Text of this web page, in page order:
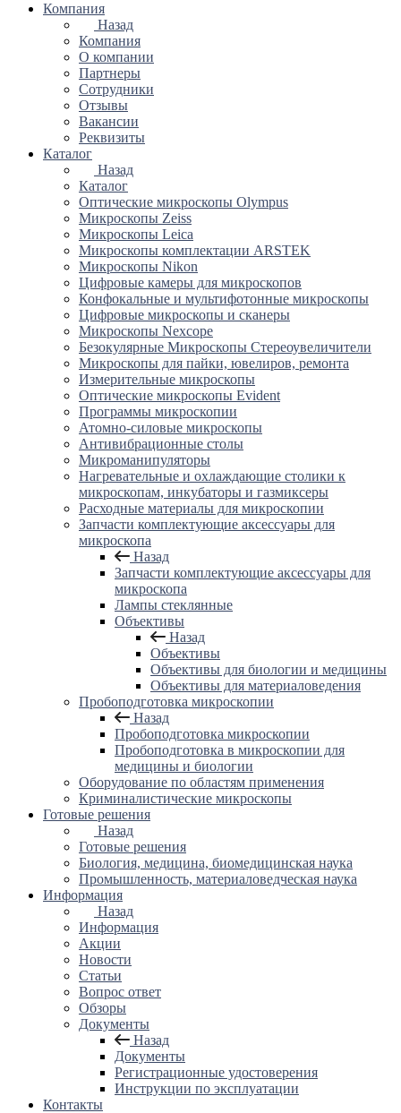
Компания
Назад
Компания
О компании
Партнеры
Сотрудники
Отзывы
Вакансии
Реквизиты
Каталог
Назад
Каталог
Оптические микроскопы Olympus
Микроскопы Zeiss
Микроскопы Leica
Микроскопы комплектации ARSTEK
Микроскопы Nikon
Цифровые камеры для микроскопов
Конфокальные и мультифотонные микроскопы
Цифровые микроскопы и сканеры
Микроскопы Nexcope
Безокулярные Микроскопы Стереоувеличители
Микроскопы для пайки, ювелиров, ремонта
Измерительные микроскопы
Оптические микроскопы Evident
Программы микроскопии
Атомно-силовые микроскопы
Антивибрационные столы
Микроманипуляторы
Нагревательные и охлаждающие столики к
микроскопам, инкубаторы и газмиксеры
Расходные материалы для микроскопии
Запчасти комплектующие аксессуары для
микроскопа
Назад
Запчасти комплектующие аксессуары для
микроскопа
Лампы стеклянные
Объективы
Назад
Объективы
Объективы для биологии и медицины
Объективы для материаловедения
Пробоподготовка микроскопии
Назад
Пробоподготовка микроскопии
Пробоподготовка в микроскопии для
медицины и биологии
Оборудование по областям применения
Криминалистические микроскопы
Готовые решения
Назад
Готовые решения
Биология, медицина, биомедицинская наука
Промышленность, материаловедческая наука
Информация
Назад
Информация
Акции
Новости
Статьи
Вопрос ответ
Обзоры
Документы
Назад
Документы
Регистрационные удостоверения
Инструкции по эксплуатации
Контакты